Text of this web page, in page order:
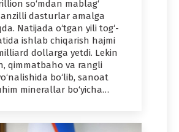
so‘mdan mablag‘
dasturlar amalga
Natijada o‘tgan yili tog‘-
ishlab chiqarish hajmi
dollarga yetdi. Lekin
qimmatbaho va rangli
bo‘lib, sanoat
minerallar bo‘yicha…